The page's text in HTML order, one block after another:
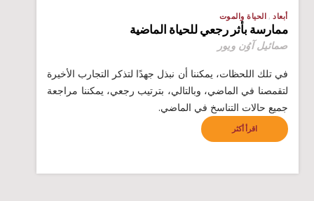
أبعاد الحياة والموت
ممارسة بأثر رجعي للحياة الماضية
صمائيل آوُن ويور
في تلك اللحظات، يمكننا أن نبذل جهدًا لتذكر التجارب الأخيرة
لتقمصنا في الماضي، وبالتالي، بترتيب رجعي، يمكننا مراجعة
جميع حالات التناسخ في الماضي.
اقرأ أكثر